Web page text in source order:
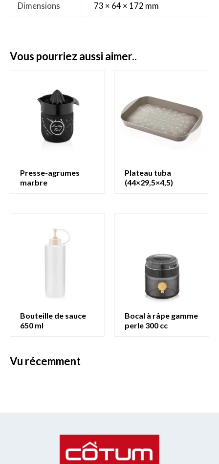
Dimensions 73 × 64 × 172 mm
vous pourriez aussi aimer..
presse-agrumes
marbre
plateau tuba
(44×29,5×4,5)
bouteille de sauce
650 ml
bocal à râpe gamme
perle 300 cc
vu récemment